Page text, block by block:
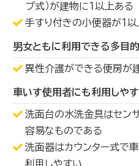
プ式）が建物に１以上ある
手すり付きの小便器が１
男女ともに利用できる多目的
異性介護ができる便房が
車いす使用者にも利用しや
洗面台の水洗金具はセン
容易なものである
洗面器はカウンター式で
利用しやすい